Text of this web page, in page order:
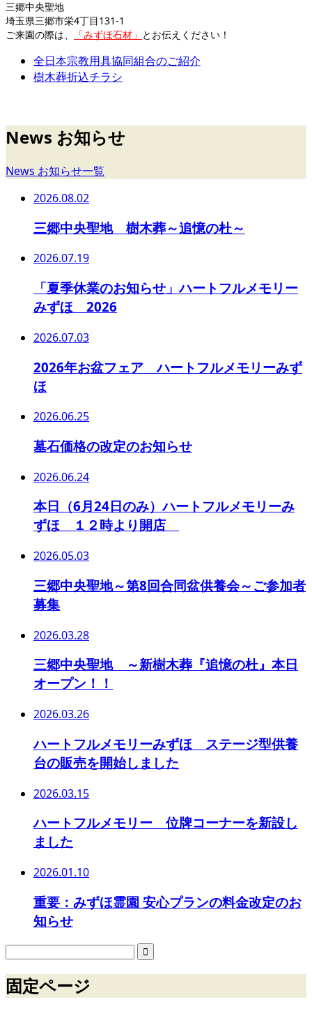
三郷中央聖地
埼玉県三郷市栄4丁目131-1
ご来園の際は、
「みずほ石材」 とお伝えください！
全日本宗教用具協同組合のご紹介
樹木葬折込チラシ
News お知らせ
News お知らせ一覧
2026.08.02
三郷中央聖地 樹木葬～追憶の杜～
2026.07.19
「夏季休業のお知らせ」ハートフルメモリー
みずほ 2026
2026.07.03
2026年お盆フェア ハートフルメモリーみず
ほ
2026.06.25
墓石価格の改定のお知らせ
2026.06.24
本日（6月24日のみ）ハートフルメモリーみ
ずほ １２時より開店
2026.05.03
三郷中央聖地～第8回合同盆供養会～ご参加者
募集
2026.03.28
三郷中央聖地 ～新樹木葬『追憶の杜』本日
オープン！！
2026.03.26
ハートフルメモリーみずほ ステージ型供養
台の販売を開始しました
2026.03.15
ハートフルメモリー 位牌コーナーを新設し
ました
2026.01.10
重要：みずほ霊園 安心プランの料金改定のお
知らせ
固定ページ